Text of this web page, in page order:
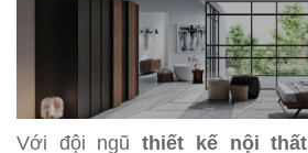
Với đội ngũthiết kế nội thất